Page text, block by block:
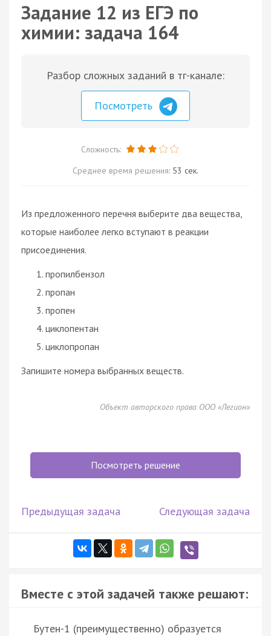
Задание 12 из ЕГЭ по
химии: задача 164
Разбор сложных заданий в тг-канале:
Посмотреть
Сложность:
Среднее время решения: 53 сек.
Из предложенного перечня выберите два вещества,
которые наиболее легко вступают в реакции
присоединения.
пропилбензол
пропан
пропен
циклопентан
циклопропан
Запишите номера выбранных веществ.
Объект авторского права ООО «Легион»
Посмотреть решение
Предыдущая задача Следующая задача
Вместе с этой задачей также решают:
Бутен-1 (преимущественно) образуется